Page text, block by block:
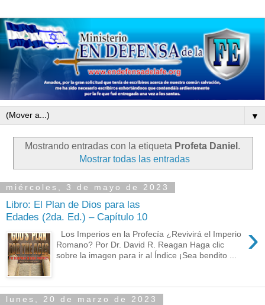
▼
Mostrando entradas con la etiqueta Profeta Daniel .
Mostrar todas las entradas
miércoles, 3 de mayo de 2023
Libro: El Plan de Dios para las
Edades (2da. Ed.) – Capítulo 10
›
Los Imperios en la Profecía ¿Revivirá el Imperio
Romano? Por Dr. David R. Reagan Haga clic
sobre la imagen para ir al Índice ¡Sea bendito ...
lunes, 20 de marzo de 2023